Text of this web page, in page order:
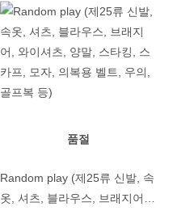
품절
Random play (제25류 신발, 속
옷, 셔츠, 블라우스, 브래지어,